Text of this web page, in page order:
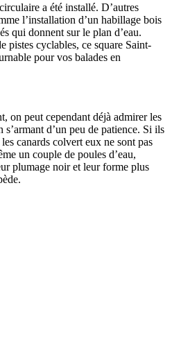
a été installé. D’autres
l’installation d’un habillage bois
qui donnent sur le plan d’eau.
pistes cyclables, ce square Saint-
pour vos balades en
on peut cependant déjà admirer les
d’un peu de patience. Si ils
canards colvert eux ne sont pas
un couple de poules d’eau,
plumage noir et leur forme plus